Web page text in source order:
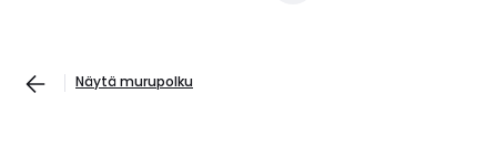
Näytä murupolku